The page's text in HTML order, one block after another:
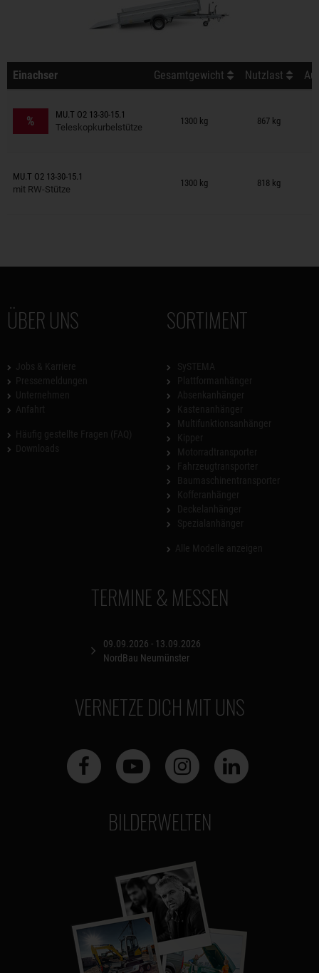
Einachser Gesamtgewicht Nutzlast
%
MU.T O2 13-30-15.1
Teleskopkurbelstütze
1300 kg 867 kg
Anhänger auf Merkzettel
MU.T O2 13-30-15.1
mit RW-Stütze
1300 kg 818 kg
Anhänger auf Merkzettel
ÜBER UNS SORTIMENT
TERMINE & MESSEN
09.09.2026 - 13.09.2026
NordBau Neumünster
VERNETZE DICH MIT UNS
BILDERWELTEN